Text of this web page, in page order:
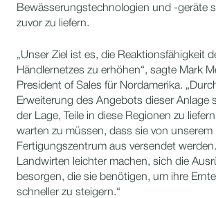
Bewässerungstechnologien und -geräte
zuvor zu liefern.
„Unser Ziel ist es, die Reaktionsfähigkeit
Händlernetzes zu erhöhen“, sagte Mark
President of Sales für Nordamerika.
Erweiterung des Angebots dieser Anlage
der Lage, Teile in diese Regionen zu
warten zu müssen, dass sie von unserem
Fertigungszentrum aus versendet
Landwirten leichter machen, sich die
besorgen, die sie benötigen, um ihre
schneller zu steigern.“